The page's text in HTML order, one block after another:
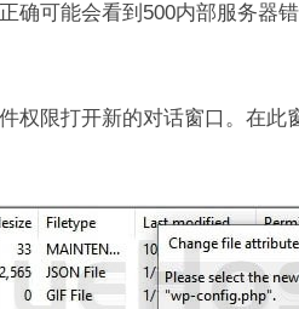
确可能会看到500内部服务器
权限打开新的对话窗口。在此